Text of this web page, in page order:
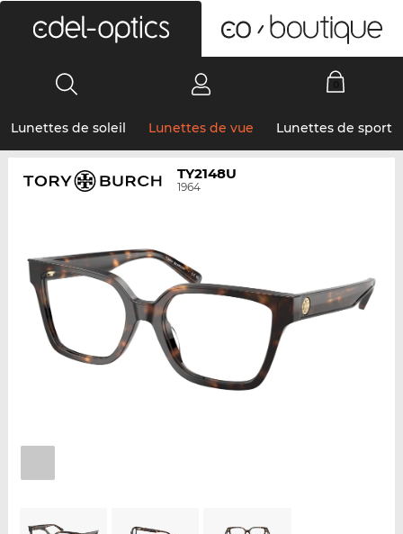
Lunettes de soleil Lunettes de vue Lunettes de sport
TY2148U
1964